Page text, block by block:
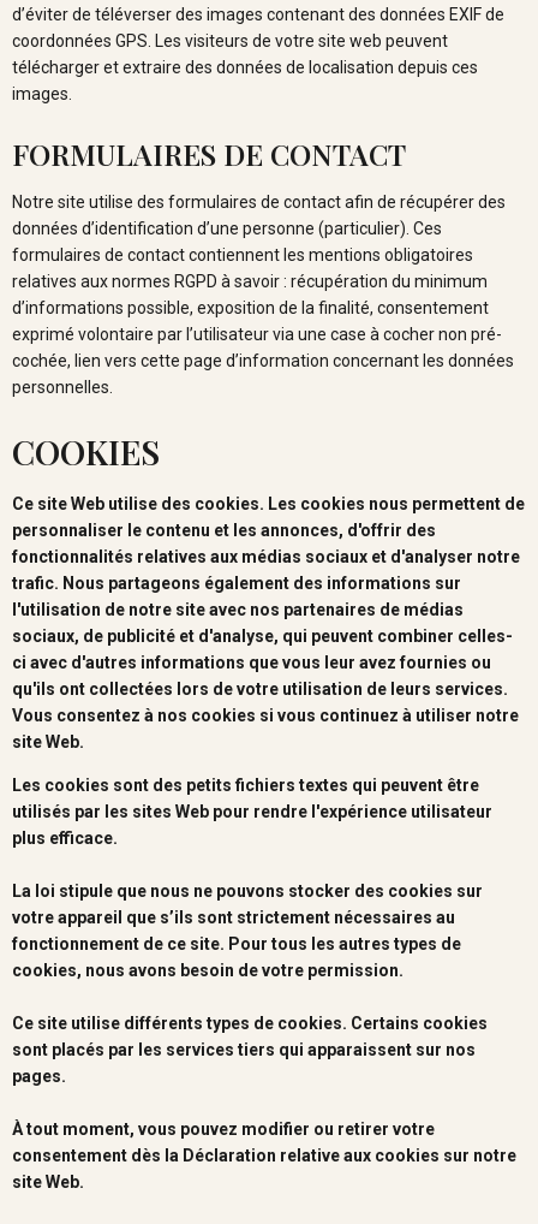
d’éviter de téléverser des images contenant des données EXIF de
coordonnées GPS. Les visiteurs de votre site web peuvent
télécharger et extraire des données de localisation depuis ces
images.
FORMULAIRES DE CONTACT
Notre site utilise des formulaires de contact afin de récupérer des
données d’identification d’une personne (particulier). Ces
formulaires de contact contiennent les mentions obligatoires
relatives aux normes RGPD à savoir : récupération du minimum
d’informations possible, exposition de la finalité, consentement
exprimé volontaire par l’utilisateur via une case à cocher non pré-
cochée, lien vers cette page d’information concernant les données
personnelles.
COOKIES
Ce site Web utilise des cookies. Les cookies nous permettent de
personnaliser le contenu et les annonces, d'offrir des
fonctionnalités relatives aux médias sociaux et d'analyser notre
trafic. Nous partageons également des informations sur
l'utilisation de notre site avec nos partenaires de médias
sociaux, de publicité et d'analyse, qui peuvent combiner celles-
ci avec d'autres informations que vous leur avez fournies ou
qu'ils ont collectées lors de votre utilisation de leurs services.
Vous consentez à nos cookies si vous continuez à utiliser notre
site Web.
Les cookies sont des petits fichiers textes qui peuvent être
utilisés par les sites Web pour rendre l'expérience utilisateur
plus efficace.
La loi stipule que nous ne pouvons stocker des cookies sur
votre appareil que s’ils sont strictement nécessaires au
fonctionnement de ce site. Pour tous les autres types de
cookies, nous avons besoin de votre permission.
Ce site utilise différents types de cookies. Certains cookies
sont placés par les services tiers qui apparaissent sur nos
pages.
À tout moment, vous pouvez modifier ou retirer votre
consentement dès la Déclaration relative aux cookies sur notre
site Web.